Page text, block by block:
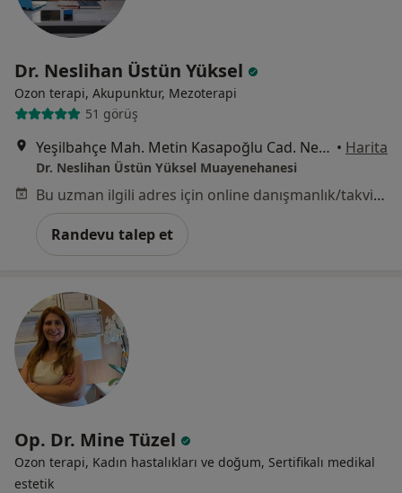
Dr. Neslihan Üstün Yüksel
Ozon terapi, Akupunktur, Mezoterapi
51 görüş
Yeşilbahçe Mah. Metin Kasapoğlu Cad. Nermin Kıray Apt. 37/1, Antalya • Harita
Dr. Neslihan Üstün Yüksel Muayenehanesi
Bu uzman ilgili adres için online danışmanlık/takvim sunmuyor.
Randevu talep et
Op. Dr. Mine Tüzel
Ozon terapi, Kadın hastalıkları ve doğum, Sertifikalı medikal
estetik